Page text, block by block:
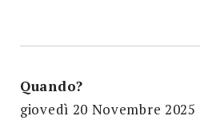
Quando?
giovedì 20 Novembre 2025